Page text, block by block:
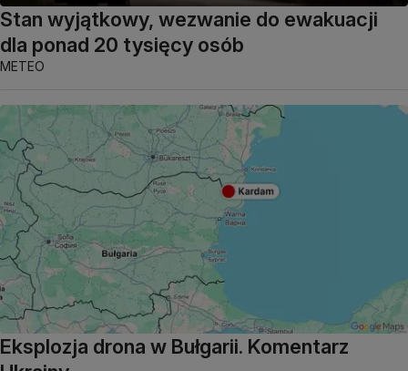
Stan wyjątkowy, wezwanie do ewakuacji
dla ponad 20 tysięcy osób
METEO
Eksplozja drona w Bułgarii. Komentarz